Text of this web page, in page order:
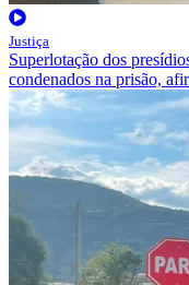
Justiça
Superlotação dos
condenados na prisão,